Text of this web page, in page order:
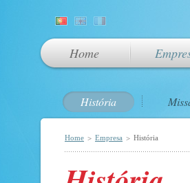
Home
História
Home > Empresa > História